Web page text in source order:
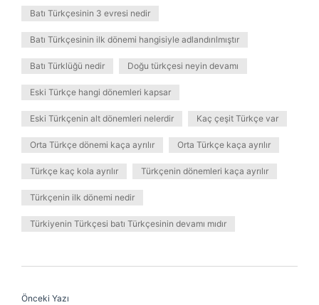
Batı Türkçesinin 3 evresi nedir
Batı Türkçesinin ilk dönemi hangisiyle adlandırılmıştır
Batı Türklüğü nedir Doğu türkçesi neyin devamı
Eski Türkçe hangi dönemleri kapsar
Eski Türkçenin alt dönemleri nelerdir Kaç çeşit Türkçe var
Orta Türkçe dönemi kaça ayrılır Orta Türkçe kaça ayrılır
Türkçe kaç kola ayrılır Türkçenin dönemleri kaça ayrılır
Türkçenin ilk dönemi nedir
Türkiyenin Türkçesi batı Türkçesinin devamı mıdır
Önceki Yazı